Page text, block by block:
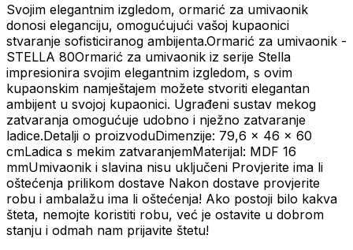
Svojim elegantnim izgledom, ormarić za umivaonik
donosi eleganciju, omogućujući vašoj kupaonici
stvaranje sofisticiranog ambijenta.Ormarić za umivaonik -
STELLA 80Ormarić za umivaonik iz serije Stella
impresionira svojim elegantnim izgledom, s ovim
kupaonskim namještajem možete stvoriti elegantan
ambijent u svojoj kupaonici. Ugrađeni sustav mekog
zatvaranja omogućuje udobno i nježno zatvaranje
ladice.Detalji o proizvoduDimenzije: 79,6 x 46 x 60
cmLadica s mekim zatvaranjemMaterijal: MDF 16
mmUmivaonik i slavina nisu uključeni Provjerite ima li
oštećenja prilikom dostave Nakon dostave provjerite
robu i ambalažu ima li oštećenja! Ako postoji bilo kakva
šteta, nemojte koristiti robu, već je ostavite u dobrom
stanju i odmah nam prijavite štetu!